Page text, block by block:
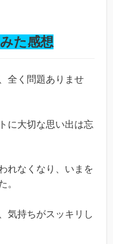
た感想
全く問題ありませ
に大切な思い出は忘
れなくなり、いまを
。
気持ちがスッキリし